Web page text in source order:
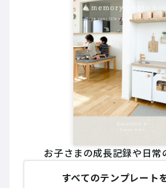
お子さまの成長記録や日常
すべてのテンプレート